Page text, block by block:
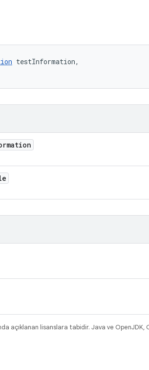
testInformation,
açıklanan lisanslara tabidir. Java ve